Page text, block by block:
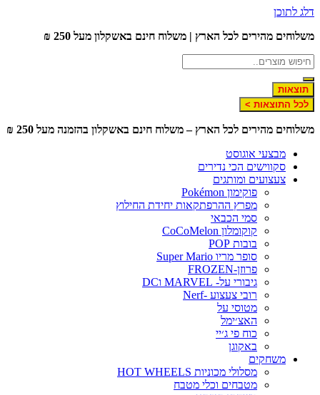
דלג לתוכן
משלוחים מהירים לכל הארץ | משלוח חינם באשקלון מעל 250 ₪
תוצאות
לכל התוצאות >
משלוחים מהירים לכל הארץ – משלוח חינם באשקלון בהזמנה מעל 250 ₪
מבצעי אוגוסט
סקווישים הכי נדירים
צעצועים ומותגים
פוקימון Pokémon
מפרץ ההרפתקאות יחידת החילוץ
סמי הכבאי
קוקומלון CoCoMelon
בובות POP
סופר מריו Super Mario
פרוזן-FROZEN
גיבורי על- MARVEL וDC
רובי צעצוע -Nerf
מטוסי על
האצ׳ימל
כוח פי ג׳יי
באקוגן
משחקים
מסלולי מכוניות HOT WHEELS
מטבחים וכלי מטבח